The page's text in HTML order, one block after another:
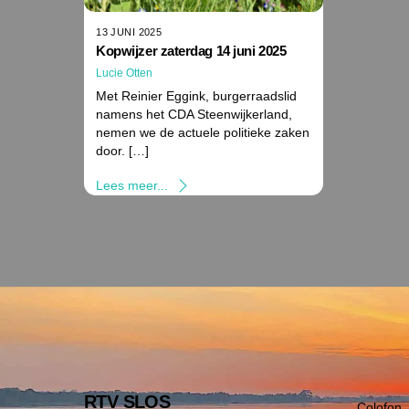
13 JUNI 2025
Kopwijzer zaterdag 14 juni 2025
Lucie Otten
Met Reinier Eggink, burgerraadslid
namens het CDA Steenwijkerland,
nemen we de actuele politieke zaken
door. […]
Lees meer...
RTV SLOS